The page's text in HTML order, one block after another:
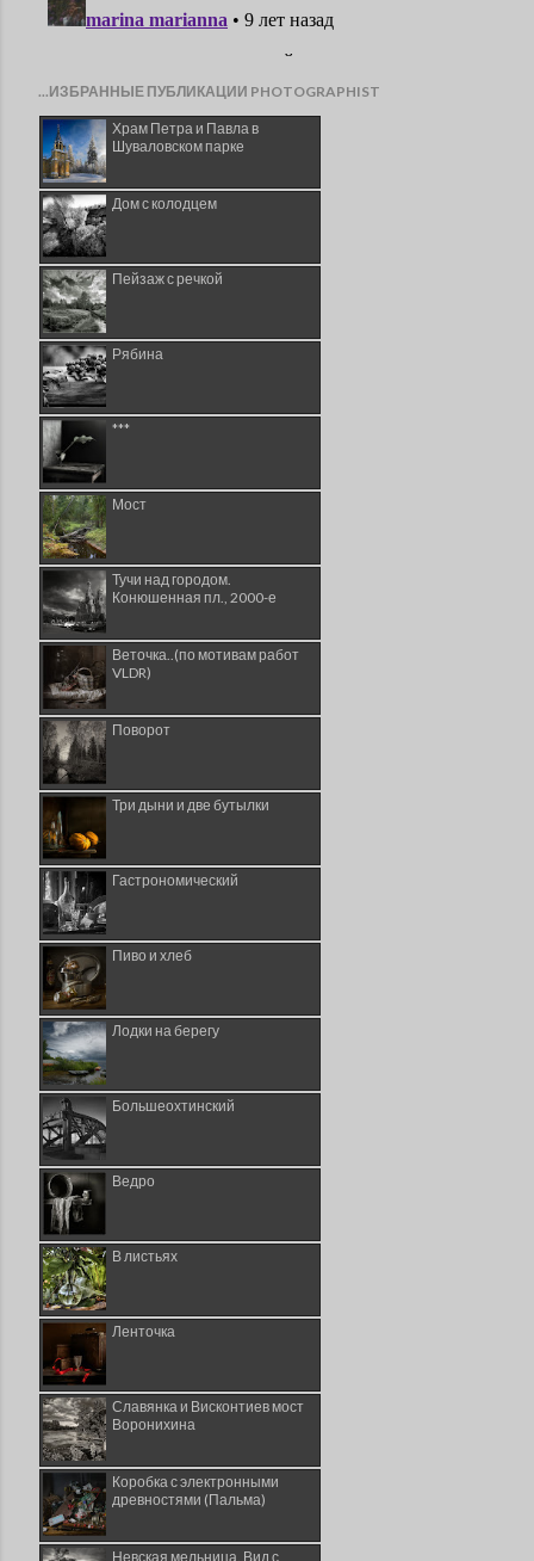
...ИЗБРАННЫЕ ПУБЛИКАЦИИ PHOTOGRAPHIST
Храм Петра и Павла в
Шуваловском парке
Дом с колодцем
Пейзаж с речкой
Рябина
***
Мост
Тучи над городом.
Конюшенная пл., 2000-е
Веточка..(по мотивам работ
VLDR)
Поворот
Три дыни и две бутылки
Гастрономический
Пиво и хлеб
Лодки на берегу
Большеохтинский
Ведро
В листьях
Ленточка
Славянка и Висконтиев мост
Воронихина
Коробка с электронными
древностями (Пальма)
Невская мельница. Вид с